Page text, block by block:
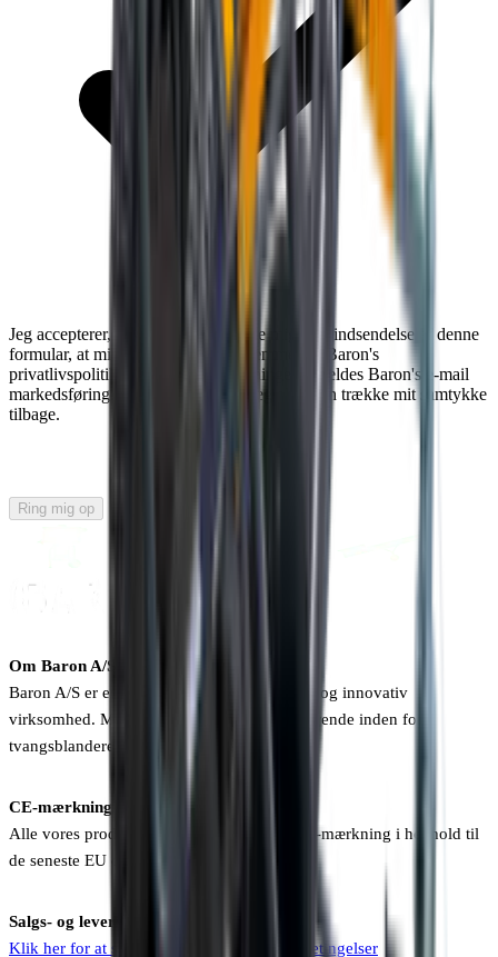
Jeg accepterer, at Baron må kontakte mig ifm. indsendelse af denne
formular, at mine oplysninger må gemmes jf. Baron's
privatlivspolitik samt at mine oplysninger tilmeldes Baron's e-mail
markedsføring. Jeg er klar over, at jeg altid kan trække mit samtykke
tilbage.
Ring mig op
Om Baron A/S
Baron A/S er en 100% dansk ejet, dynamisk og innovativ
virksomhed. Mærket Baron er det absolut førende inden for
tvangsblandere og transportbånd.
CE-mærkning
Alle vores produkter indfrier alle krav til CE-mærkning i henhold til
de seneste EU direktiver.
Salgs- og leveringsbetingelser
Klik her for at se vores salgs- og leveringsbetingelser